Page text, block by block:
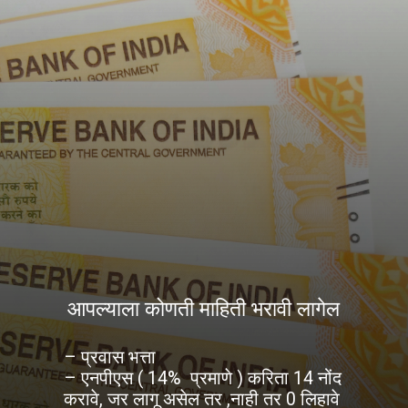
आपल्याला कोणती माहिती भरावी लागेल
– प्रवास भत्ता
– एनपीएस ( 14% प्रमाणे ) करिता 14 नोंद
करावे, जर लागू असेल तर ,नाही तर 0 लिहावे